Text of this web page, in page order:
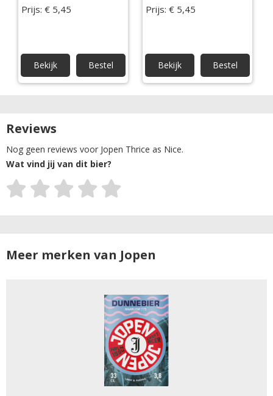
Prijs: € 5,45
Bekijk Bestel
Prijs: € 5,45
Bekijk Bestel
Reviews
Nog geen reviews voor Jopen Thrice as Nice.
Wat vind jij van dit bier?
Meer merken van Jopen